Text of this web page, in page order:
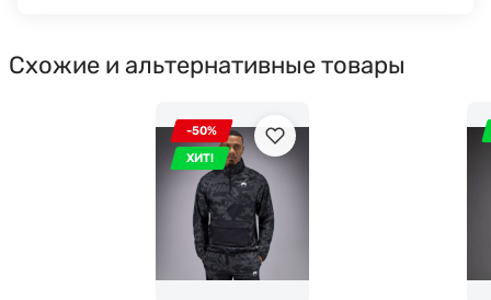
Схожие и альтернативные товары
-50%
ХИТ!